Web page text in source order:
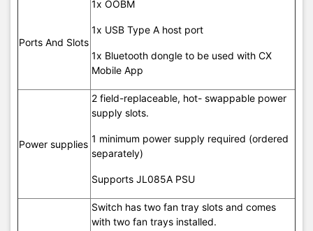
Ports And Slots
1x OOBM
1x USB Type A host port
1x Bluetooth dongle to be used with CX
Mobile App
Power supplies
2 field-replaceable, hot- swappable power
supply slots.
1 minimum power supply required (ordered
separately)
Supports JL085A PSU
Switch has two fan tray slots and comes
with two fan trays installed.
MLD groups
ACL entries
5000/1250/5000
ACL entries
2000/500/2000
32°F to 113°F (0°C to 45°C), up to 5,000 feet